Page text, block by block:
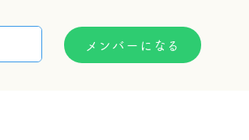
メンバーになる